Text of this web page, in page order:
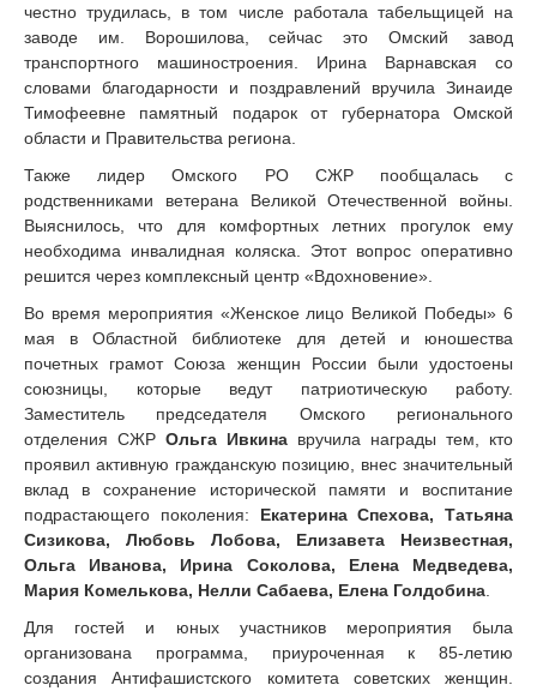
честно трудилась, в том числе работала табельщицей на
заводе им. Ворошилова, сейчас это Омский завод
транспортного машиностроения. Ирина Варнавская со
словами благодарности и поздравлений вручила Зинаиде
Тимофеевне памятный подарок от губернатора Омской
области и Правительства региона.
Также лидер Омского РО СЖР пообщалась с
родственниками ветерана Великой Отечественной войны.
Выяснилось, что для комфортных летних прогулок ему
необходима инвалидная коляска. Этот вопрос оперативно
решится через комплексный центр «Вдохновение».
Во время мероприятия «Женское лицо Великой Победы» 6
мая в Областной библиотеке для детей и юношества
почетных грамот Союза женщин России были удостоены
союзницы, которые ведут патриотическую работу.
Заместитель председателя Омского регионального
отделения СЖР Ольга Ивкина вручила награды тем, кто
проявил активную гражданскую позицию, внес значительный
вклад в сохранение исторической памяти и воспитание
подрастающего поколения: Екатерина Спехова, Татьяна
Сизикова, Любовь Лобова, Елизавета Неизвестная,
Ольга Иванова, Ирина Соколова, Елена Медведева,
Мария Комелькова, Нелли Сабаева, Елена Голдобина
Для гостей и юных участников мероприятия была
организована программа, приуроченная к 85-летию
создания Антифашистского комитета советских женщин.